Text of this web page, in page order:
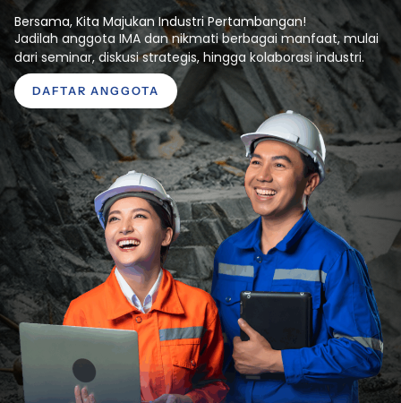
Bersama, Kita Majukan Industri Pertambangan!
Jadilah anggota IMA dan nikmati berbagai manfaat, mulai
dari seminar, diskusi strategis, hingga kolaborasi industri.
DAFTAR ANGGOTA